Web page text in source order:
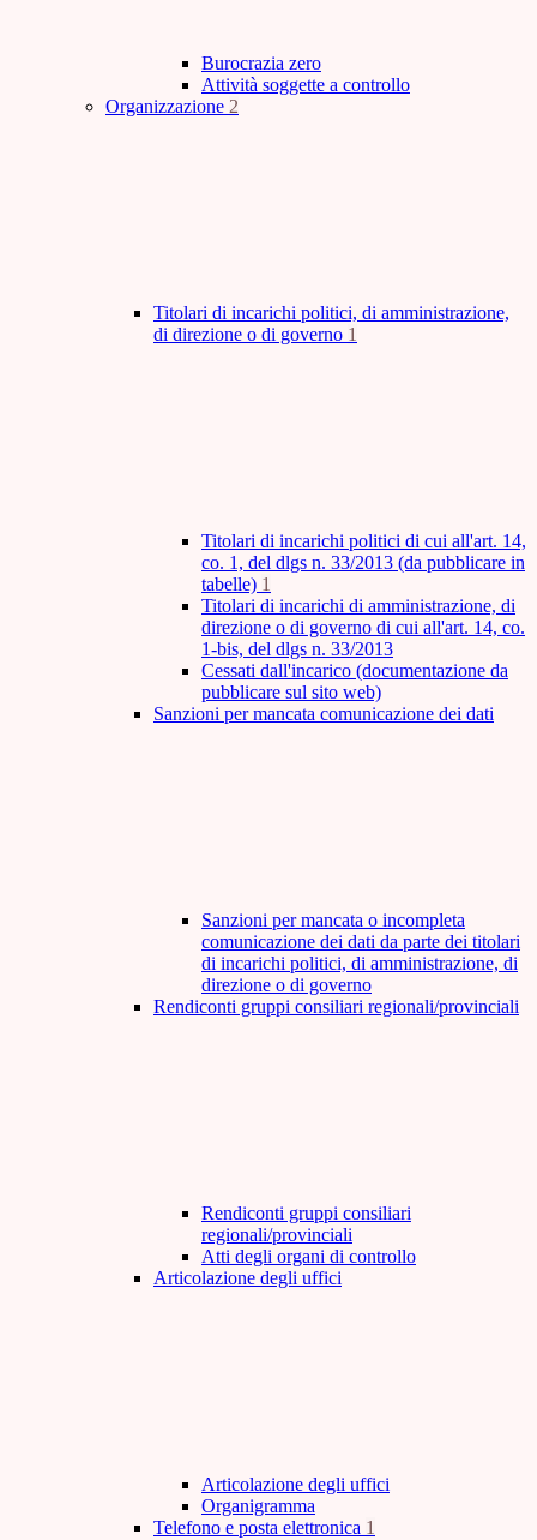
Burocrazia zero
Attività soggette a controllo
Organizzazione 2
Titolari di incarichi politici, di amministrazione,
di direzione o di governo 1
Titolari di incarichi politici di cui all'art. 14,
co. 1, del dlgs n. 33/2013 (da pubblicare in
tabelle) 1
Titolari di incarichi di amministrazione, di
direzione o di governo di cui all'art. 14, co.
1-bis, del dlgs n. 33/2013
Cessati dall'incarico (documentazione da
pubblicare sul sito web)
Sanzioni per mancata comunicazione dei dati
Sanzioni per mancata o incompleta
comunicazione dei dati da parte dei titolari
di incarichi politici, di amministrazione, di
direzione o di governo
Rendiconti gruppi consiliari regionali/provinciali
Rendiconti gruppi consiliari
regionali/provinciali
Atti degli organi di controllo
Articolazione degli uffici
Articolazione degli uffici
Organigramma
Telefono e posta elettronica 1